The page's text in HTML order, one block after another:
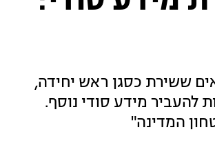
ששירת כסגן ראש יחידה,
להעביר מידע סודי נוסף.
המדינה"